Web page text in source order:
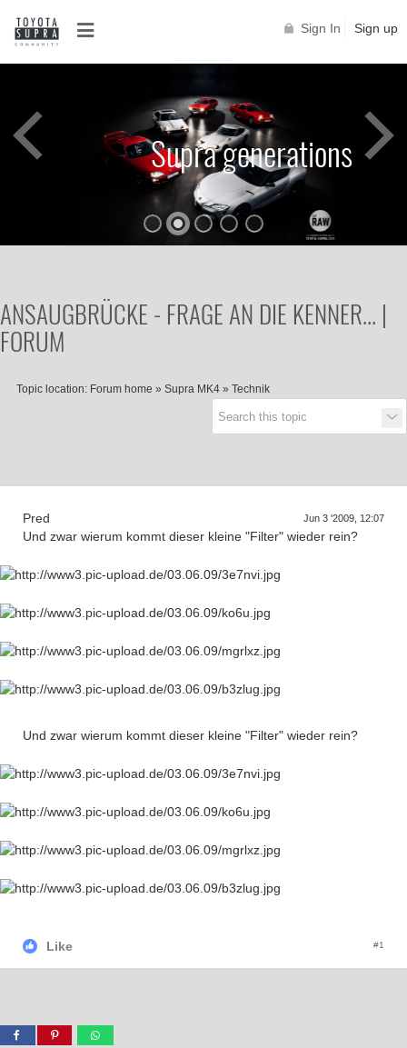
Sign In Sign up
Supra generations
Supra generations
ANSAUGBRÜCKE - FRAGE AN DIE KENNER... |
FORUM
Topic location: Forum home » Supra MK4 » Technik
Pred Jun 3 '2009, 12:07
Und zwar wierum kommt dieser kleine "Filter" wieder rein?
Und zwar wierum kommt dieser kleine "Filter" wieder rein?
Like #1